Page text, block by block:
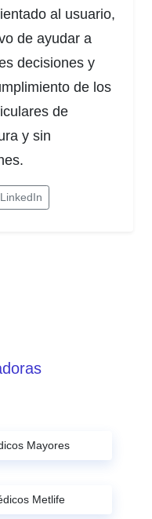
al usuario,
de ayudar a
decisiones y
de los
de
y sin
LinkedIn
Mayores
Metlife